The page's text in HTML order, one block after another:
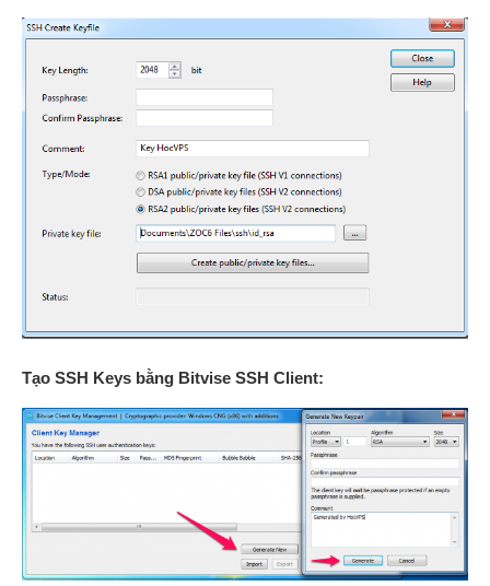
Tạo SSH Keys bằng Bitvise SSH Client: